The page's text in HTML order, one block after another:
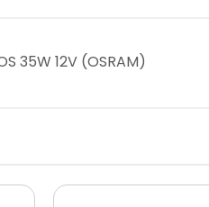
35W 12V (OSRAM)